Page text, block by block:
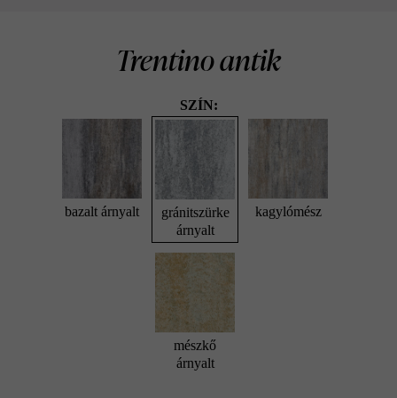
Trentino antik
SZÍN:
bazalt árnyalt
gránitszürke
árnyalt
kagylómész
mészkő
árnyalt